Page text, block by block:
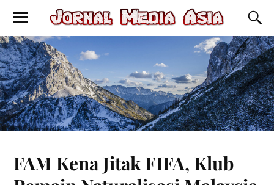
FAM Kena Jitak FIFA, Klub